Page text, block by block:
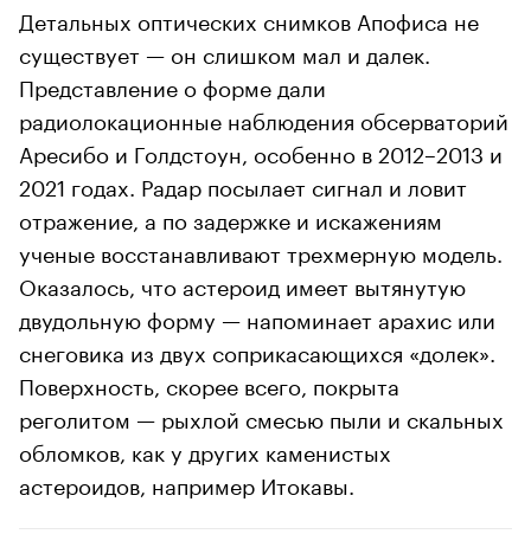
Детальных оптических снимков Апофиса не
существует — он слишком мал и далек.
Представление о форме дали
радиолокационные наблюдения обсерваторий
Аресибо и Голдстоун, особенно в 2012–2013 и
2021 годах. Радар посылает сигнал и ловит
отражение, а по задержке и искажениям
ученые восстанавливают трехмерную модель.
Оказалось, что астероид имеет вытянутую
двудольную форму — напоминает арахис или
снеговика из двух соприкасающихся «долек».
Поверхность, скорее всего, покрыта
реголитом — рыхлой смесью пыли и скальных
обломков, как у других каменистых
астероидов, например Итокавы.